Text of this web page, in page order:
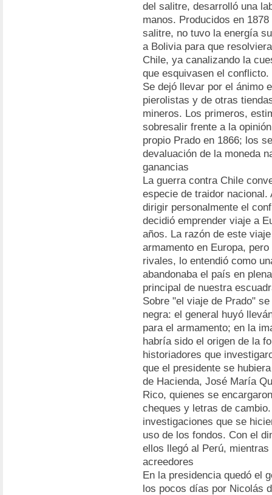
del salitre, desarrolló una
manos. Producidos en
salitre, no tuvo la energía
a Bolivia para que
Chile, ya canalizando la
que esquivasen el conflicto.
Se dejó llevar por el ánimo
pierolistas y de otras
mineros. Los primeros,
sobresalir frente a la
propio Prado en 1866; los
devaluación de la moneda
ganancias
La guerra contra Chile
especie de traidor
dirigir personalmente el
decidió emprender viaje a
años. La razón de este
armamento en Europa,
rivales, lo entendió como
abandonaba el país en
principal de nuestra
Sobre "el viaje de Prado"
negra: el general huyó
para el armamento; en la
habría sido el origen de la
historiadores que
que el presidente se
de Hacienda, José María
Rico, quienes se
cheques y letras de
investigaciones que se
uso de los fondos. Con el
ellos llegó al Perú,
acreedores
En la presidencia quedó el
los pocos días por Nicolás